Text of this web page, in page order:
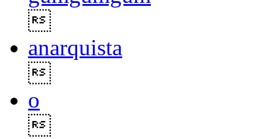
anarquista
o